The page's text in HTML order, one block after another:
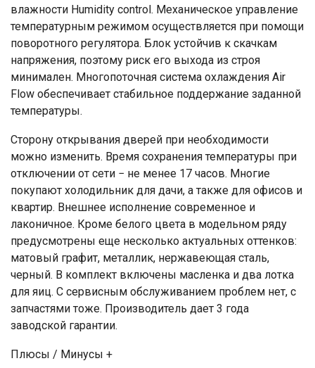
влажности Humidity control. Механическое управление
температурным режимом осуществляется при помощи
поворотного регулятора. Блок устойчив к скачкам
напряжения, поэтому риск его выхода из строя
минимален. Многопоточная система охлаждения Air
Flow обеспечивает стабильное поддержание заданной
температуры.
Сторону открывания дверей при необходимости
можно изменить. Время сохранения температуры при
отключении от сети − не менее 17 часов. Многие
покупают холодильник для дачи, а также для офисов и
квартир. Внешнее исполнение современное и
лаконичное. Кроме белого цвета в модельном ряду
предусмотрены еще несколько актуальных оттенков:
матовый графит, металлик, нержавеющая сталь,
черный. В комплект включены масленка и два лотка
для яиц. С сервисным обслуживанием проблем нет, с
запчастями тоже. Производитель дает 3 года
заводской гарантии.
Плюсы / Минусы +